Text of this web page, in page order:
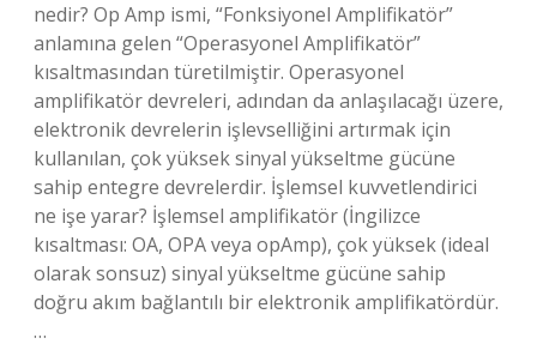
nedir? Op Amp ismi, “Fonksiyonel Amplifikatör”
anlamına gelen “Operasyonel Amplifikatör”
kısaltmasından türetilmiştir. Operasyonel
amplifikatör devreleri, adından da anlaşılacağı üzere,
elektronik devrelerin işlevselliğini artırmak için
kullanılan, çok yüksek sinyal yükseltme gücüne
sahip entegre devrelerdir. İşlemsel kuvvetlendirici
ne işe yarar? İşlemsel amplifikatör (İngilizce
kısaltması: OA, OPA veya opAmp), çok yüksek (ideal
olarak sonsuz) sinyal yükseltme gücüne sahip
doğru akım bağlantılı bir elektronik amplifikatördür.
…